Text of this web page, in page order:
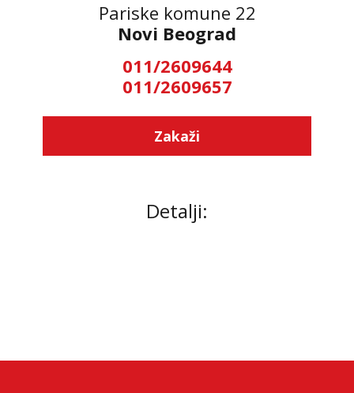
Pariske komune 22
Novi Beograd
011/2609644
011/2609657
Zakaži
Detalji: